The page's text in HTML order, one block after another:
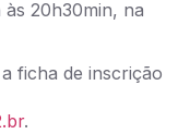
20h30min, na
ficha de inscrição
.